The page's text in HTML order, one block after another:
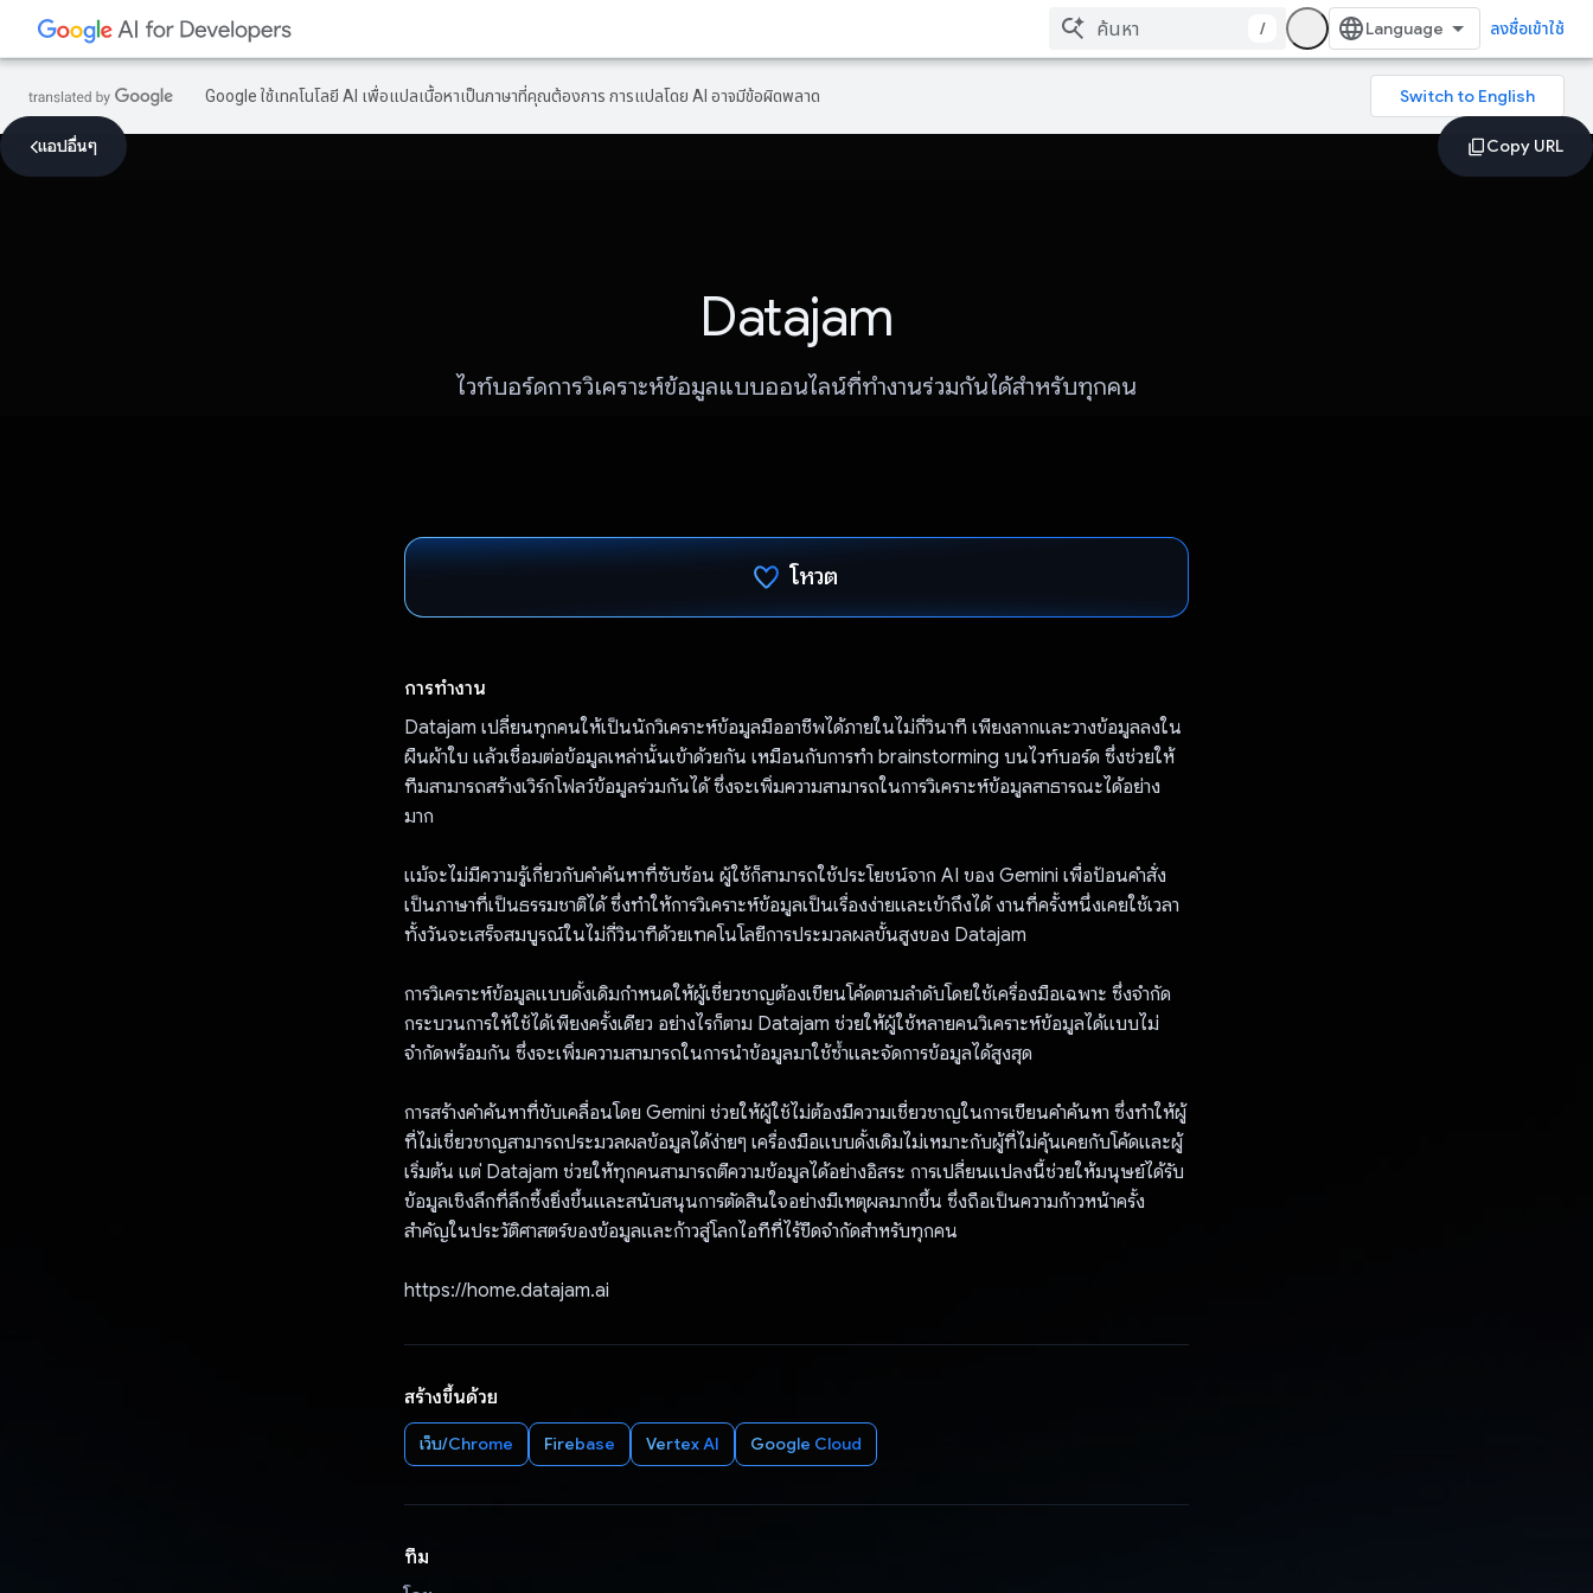
/ ลงชื่อเข้าใช้
Google ใช้เทคโนโลยี AI เพื่อแปลเนื้อหาเป็นภาษาที่คุณต้องการ การแปลโดย AI อาจมีข้อผิดพลาด
แอปอื่นๆ
Datajam
ไวท์บอร์ดการวิเคราะห์ข้อมูลแบบออนไลน์ที่ทำงานร่วมกันได้สำหรับทุกคน
โหวต
การทำงาน
Datajam เปลี่ยนทุกคนให้เป็นนักวิเคราะห์ข้อมูลมืออาชีพได้ภายในไม่กี่วินาที เพียงลากและวางข้อมูลลงใน
ผืนผ้าใบ แล้วเชื่อมต่อข้อมูลเหล่านั้นเข้าด้วยกัน เหมือนกับการทำ brainstorming บนไวท์บอร์ด ซึ่งช่วยให้
ทีมสามารถสร้างเวิร์กโฟลว์ข้อมูลร่วมกันได้ ซึ่งจะเพิ่มความสามารถในการวิเคราะห์ข้อมูลสาธารณะได้อย่าง
มาก
แม้จะไม่มีความรู้เกี่ยวกับคำค้นหาที่ซับซ้อน ผู้ใช้ก็สามารถใช้ประโยชน์จาก AI ของ Gemini เพื่อป้อนคำสั่ง
เป็นภาษาที่เป็นธรรมชาติได้ ซึ่งทำให้การวิเคราะห์ข้อมูลเป็นเรื่องง่ายและเข้าถึงได้ งานที่ครั้งหนึ่งเคยใช้เวลา
ทั้งวันจะเสร็จสมบูรณ์ในไม่กี่วินาทีด้วยเทคโนโลยีการประมวลผลขั้นสูงของ Datajam
การวิเคราะห์ข้อมูลแบบดั้งเดิมกำหนดให้ผู้เชี่ยวชาญต้องเขียนโค้ดตามลำดับโดยใช้เครื่องมือเฉพาะ ซึ่งจำกัด
กระบวนการให้ใช้ได้เพียงครั้งเดียว อย่างไรก็ตาม Datajam ช่วยให้ผู้ใช้หลายคนวิเคราะห์ข้อมูลได้แบบไม่
จำกัดพร้อมกัน ซึ่งจะเพิ่มความสามารถในการนำข้อมูลมาใช้ซ้ำและจัดการข้อมูลได้สูงสุด
การสร้างคําค้นหาที่ขับเคลื่อนโดย Gemini ช่วยให้ผู้ใช้ไม่ต้องมีความเชี่ยวชาญในการเขียนคําค้นหา ซึ่งทำให้ผู้
ที่ไม่เชี่ยวชาญสามารถประมวลผลข้อมูลได้ง่ายๆ เครื่องมือแบบดั้งเดิมไม่เหมาะกับผู้ที่ไม่คุ้นเคยกับโค้ดและผู้
เริ่มต้น แต่ Datajam ช่วยให้ทุกคนสามารถตีความข้อมูลได้อย่างอิสระ การเปลี่ยนแปลงนี้ช่วยให้มนุษย์ได้รับ
ข้อมูลเชิงลึกที่ลึกซึ้งยิ่งขึ้นและสนับสนุนการตัดสินใจอย่างมีเหตุผลมากขึ้น ซึ่งถือเป็นความก้าวหน้าครั้ง
สำคัญในประวัติศาสตร์ของข้อมูลและก้าวสู่โลกไอทีที่ไร้ขีดจำกัดสำหรับทุกคน
https://home.datajam.ai
สร้างขึ้นด้วย
เว็บ/Chrome Firebase Vertex AI Google Cloud
ทีม